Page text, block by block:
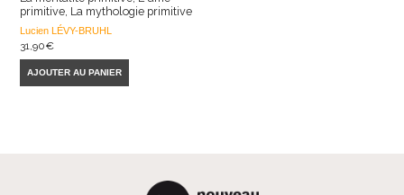
primitive, La mythologie primitive
Lucien LÉVY-BRUHL
31,90€
AJOUTER AU PANIER